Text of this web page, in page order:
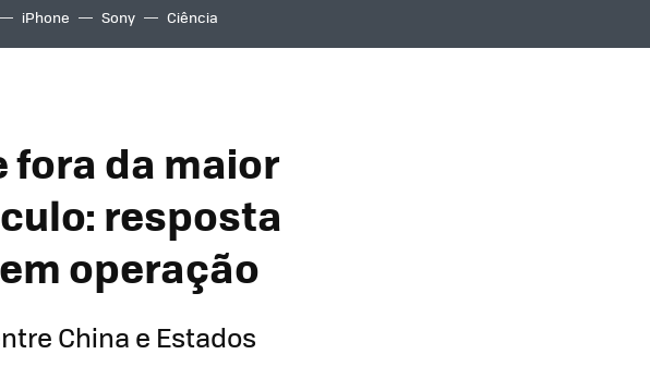
iPhone Sony Ciência
fora da maior
resposta
operação
China e Estados